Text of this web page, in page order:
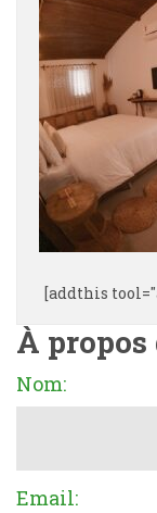
[addthis
À propos
Nom:
Email: